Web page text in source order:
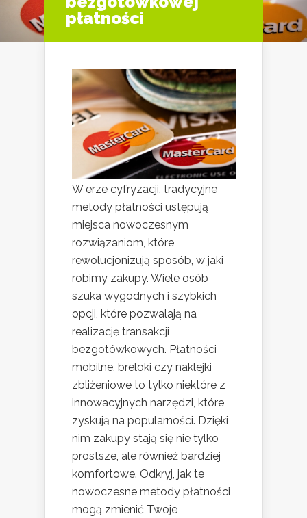
płatności
W erze cyfryzacji, tradycyjne
metody płatności ustępują
miejsca nowoczesnym
rozwiązaniom, które
rewolucjonizują sposób, w jaki
robimy zakupy. Wiele osób
szuka wygodnych i szybkich
opcji, które pozwalają na
realizację transakcji
bezgotówkowych. Płatności
mobilne, breloki czy naklejki
zbliżeniowe to tylko niektóre z
innowacyjnych narzędzi, które
zyskują na popularności. Dzięki
nim zakupy stają się nie tylko
prostsze, ale również bardziej
komfortowe. Odkryj, jak te
nowoczesne metody płatności
mogą zmienić Twoje